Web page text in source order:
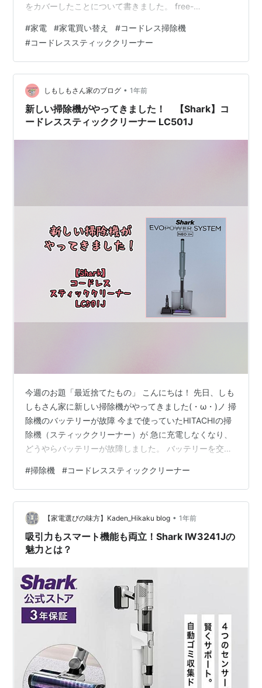
をカバーしたことについて書きました。 free-
い替えのタイミングがきたためコードレス掃除機を購入
しました。 購入前の検討は？ コードレスで吸引力が落ち
るのか？ 一戸建てのスペースにバッテリーが持つのか？
カーペットも吸引力が十分か？ 本体の軽さ ハンディタイ
プにもなるか？ パワーヘッド ごみ捨てが簡…
#家電 #家電買い替え #コードレス掃除機
#コードレススティッククリーナー
しもしもさん家のブログ • 1年前
新しい掃除機がやってきました！ 【Shark】コ
ードレススティッククリーナー LC501J
今週のお題「最近捨てたもの」 こんにちは！ 先日、しも
しもさん家に新しい掃除機がやってきました(・ω・)ノ 掃
除機のバッテリーが故障 今まで使っていたHITACHIの掃
除機（スティッククリーナー）が 急に充電しなくなり、
どうやらバッテリーが故障しました。 バッテリーを交換
０，０００円以上するらしく・・・(￣д￣)高い。 もう５
年ほど使っており、柴犬みかんの抜け毛などを日々吸っ
ていたこともあり、 ヘッド部分やゴミの貯まる部分の劣
化も激しかったので、破棄することにして、 この度、新
しく新調することにしました！ Shark コードレススティ
ッククリ…
#掃除機 #コードレススティッククリーナー
【家電選びの味方】Kaden_Hikaku blog • 1年前
吸引力もスマート機能も両立！Shark IW3241Jの
魅力とは？